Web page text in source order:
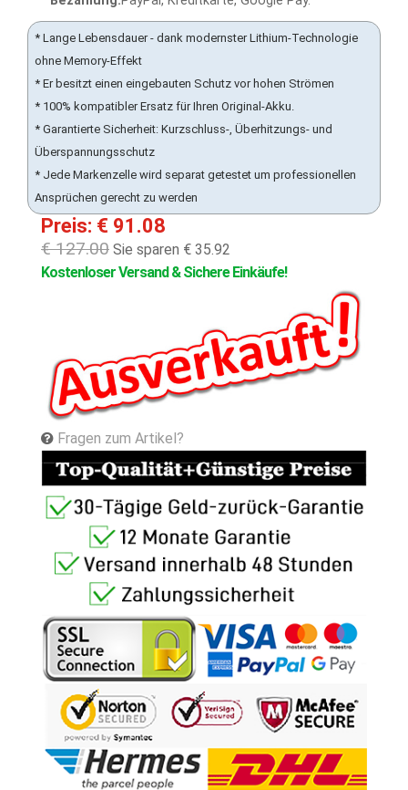
* Lange Lebensdauer - dank modernster Lithium-Technologie
ohne Memory-Effekt
* Er besitzt einen eingebauten Schutz vor hohen Strömen
* 100% kompatibler Ersatz für Ihren Original-Akku.
* Garantierte Sicherheit: Kurzschluss-, Überhitzungs- und
Überspannungsschutz
* Jede Markenzelle wird separat getestet um professionellen
Ansprüchen gerecht zu werden
Preis: € 91.08
€ 127.00 Sie sparen € 35.92
Kostenloser Versand & Sichere Einkäufe!
Fragen zum Artikel?